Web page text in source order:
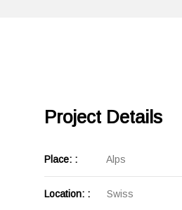
Project Details
Place: : Alps
Location: : Swiss